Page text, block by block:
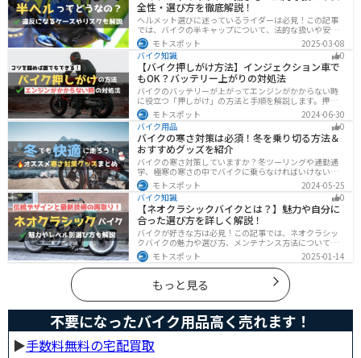
全性・選び方を徹底解説！
ヘルメット選びに迷っているライダーは必見！この記事
では、バイクの半キャップについて、法的な扱いや安全
性、選び方を詳しく解説しています。実は、法律で認め
られていても、状況によっては違法となる可能性がある
ので注意が必要です。この記事を読めば、ヘルメットを
正しく選ぶヒントが得られます。
モトスポット
2025-03-08
バイク知識
0
【バイク押しがけ方法】インジェクション車で
もOK？バッテリー上がりの対処法
バイクのバッテリーが上がってエンジンがかからない時
に役立つ「押しがけ」の方法と手順を解説します。押し
がけができるバイクとできないバイクがあるので、自分
のバイクができるのか確認しておきましょう。
モトスポット
2024-06-30
バイク用品
0
バイクの寒さ対策は必須！冬を乗り切る方法＆
おすすめグッズを紹介
バイクの寒さ対策していますか？冬ツーリングや通勤通
学、極寒の寒さの中でバイクに乗らなければいけない時
でも快適に乗る方法をまとめました！オススメの寒さ対
策グッズも紹介しているので、これで寒い冬でも快適に
バイクに乗りましょう！
モトスポット
2024-05-25
バイク知識
0
【ネオクラシックバイクとは？】魅力や自分に
合った選び方を詳しく解説！
バイクが好きな方は必見！この記事では、ネオクラシッ
クバイクの魅力や選び方、メンテナンス方法について解
説しています。実はネオクラシックバイクは、見た目と
機能性の両方を求める人に最適なです。この記事を読め
ば、ネオクラシックバイクの魅力が理解できます。
モトスポット 2025-01-14
もっと見る
不要になったバイク用品高く売れます！
▶︎手数料無料の宅配買取